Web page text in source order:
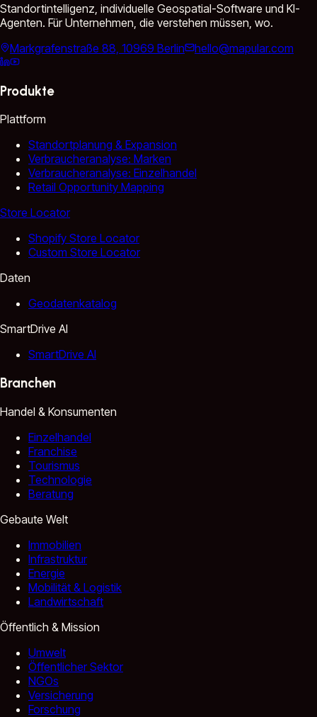
Standortintelligenz, individuelle Geospatial-Software und KI-
Agenten. Für Unternehmen, die verstehen müssen, wo.
Markgrafenstraße 88, 10969 Berlin
hello@mapular.com
Produkte
Plattform
Standortplanung & Expansion
Verbraucheranalyse: Marken
Verbraucheranalyse: Einzelhandel
Retail Opportunity Mapping
Store Locator
Shopify Store Locator
Custom Store Locator
Daten
Geodatenkatalog
SmartDrive AI
SmartDrive AI
Branchen
Handel & Konsumenten
Einzelhandel
Franchise
Tourismus
Technologie
Beratung
Gebaute Welt
Immobilien
Infrastruktur
Energie
Mobilität & Logistik
Landwirtschaft
Öffentlich & Mission
Umwelt
Öffentlicher Sektor
NGOs
Versicherung
Forschung